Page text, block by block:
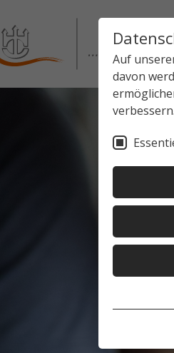
Auf
davon
verbessern.